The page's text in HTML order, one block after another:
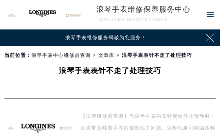
浪琴手表维修保养服务中心
LONGINES MAINTENANCE

浪琴手表维修服务竭诚为您服务！ 
当前位置： 浪琴手表中心维修点查询 > 文章库 > 浪琴手表表针不走了处理技巧
浪琴手表表针不走了处理技巧
【浪琴维修点查询】当浪琴手表的表针突然停止转动时，
这通常意味着手表内部出现了问题。这种现象可能由多种